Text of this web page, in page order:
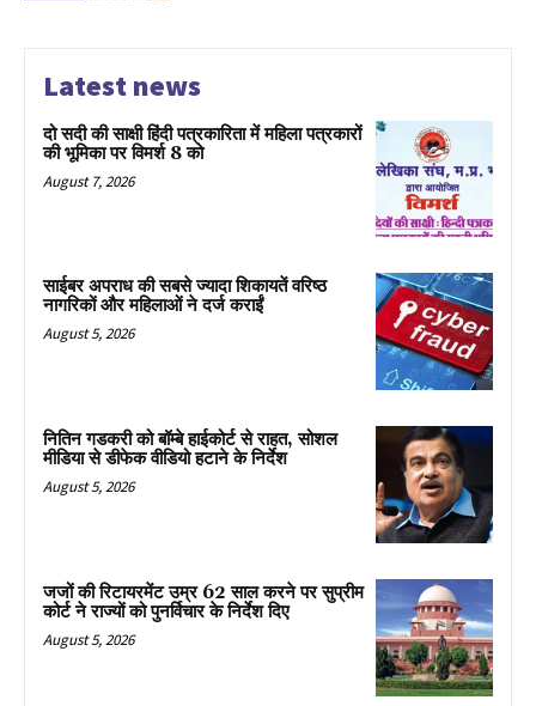
Latest news
दो सदी की साक्षी हिंदी पत्रकारिता में महिला पत्रकारों
की भूमिका पर विमर्श 8 को
August 7, 2026
साईबर अपराध की सबसे ज्यादा शिकायतें वरिष्ठ
नागरिकों और महिलाओं ने दर्ज कराईं
August 5, 2026
नितिन गडकरी को बॉम्बे हाईकोर्ट से राहत, सोशल
मीडिया से डीफेक वीडियो हटाने के निर्देश
August 5, 2026
जजों की रिटायरमेंट उम्र 62 साल करने पर सुप्रीम
कोर्ट ने राज्यों को पुनर्विचार के निर्देश दिए
August 5, 2026